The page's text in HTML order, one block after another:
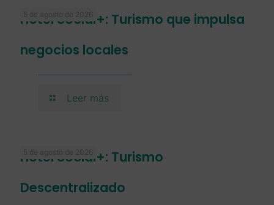
5 de agosto de 2026
Hotel Social+: Turismo que impulsa
negocios locales
Leer más
5 de agosto de 2026
Hotel Social+: Turismo
Descentralizado